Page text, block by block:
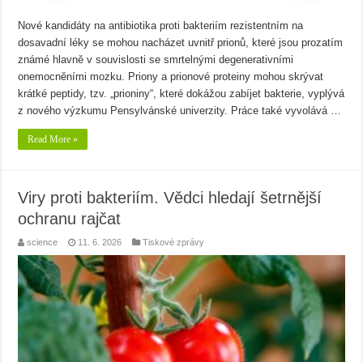
Nové kandidáty na antibiotika proti bakteriím rezistentním na
dosavadní léky se mohou nacházet uvnitř prionů, které jsou prozatím
známé hlavně v souvislosti se smrtelnými degenerativními
onemocněními mozku. Priony a prionové proteiny mohou skrývat
krátké peptidy, tzv. „prioniny“, které dokážou zabíjet bakterie, vyplývá
z nového výzkumu Pensylvánské univerzity. Práce také vyvolává …
Read More »
Viry proti bakteriím. Vědci hledají šetrnější
ochranu rajčat
science 11. 6. 2026 Tiskové zprávy